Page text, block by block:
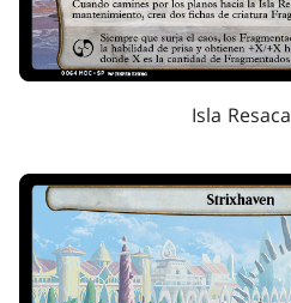
Isla Resaca